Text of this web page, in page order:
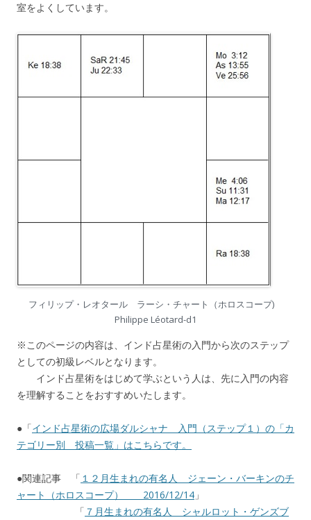
室をよくしています。
フィリップ・レオタール ラーシ・チャート（ホロスコープ)
Philippe Léotard-d1
※このページの内容は、インド占星術の入門から次のステップ
としての初級レベルとなります。
インド占星術をはじめて学ぶという人は、先に入門の内容
を理解することをおすすめいたします。
●「インド占星術の広場ダルシャナ 入門（ステップ１）の「カ
テゴリー別 投稿一覧」はこちらです。
●関連記事 「 １２月生まれの有名人 ジェーン・バーキンのチ
ャート（ホロスコープ） 2016/12/14 」
「 ７月生まれの有名人 シャルロット・ゲンズブ